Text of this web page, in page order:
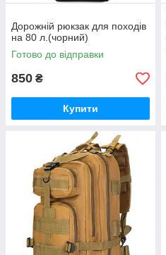
Дорожній рюкзак для походів
на 80 л.(чорний)
Готово до відправки
850 ₴
Купити